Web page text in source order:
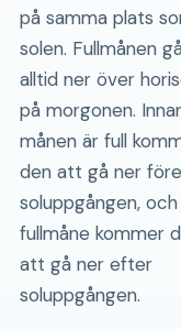
på samma plats
solen. Fullmånen
alltid ner över
på morgonen.
månen är full
den att gå ner före
soluppgången,
fullmåne kommer
att gå ner efter
soluppgången.